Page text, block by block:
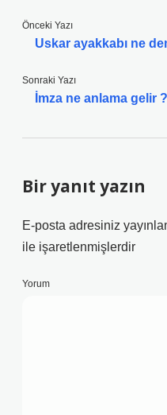
Önceki Yazı
Uskar ayakkabı ne
Sonraki Yazı
İmza ne anlama gelir ?
Bir yanıt yazın
E-posta adresiniz
ile işaretlenmişlerdir
Yorum